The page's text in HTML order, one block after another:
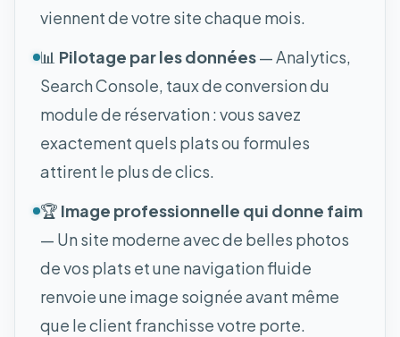
viennent de votre site chaque mois.
📊 Pilotage par les données— Analytics,
Search Console, taux de conversion du
module de réservation : vous savez
exactement quels plats ou formules
attirent le plus de clics.
🏆 Image professionnelle qui donne faim
— Un site moderne avec de belles photos
de vos plats et une navigation fluide
renvoie une image soignée avant même
que le client franchisse votre porte.